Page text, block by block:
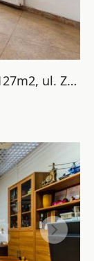
Prodej obchodního prostoru, OV, 127m2, ul. Za Strašnickou vozovnou 1343/6, Praha 10 - Strašnice